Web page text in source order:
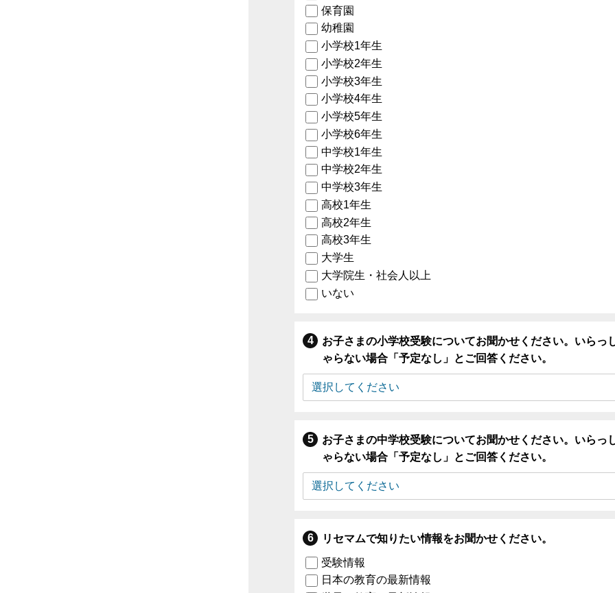
保育園
幼稚園
小学校1年生
小学校2年生
小学校3年生
小学校4年生
小学校5年生
小学校6年生
中学校1年生
中学校2年生
中学校3年生
高校1年生
高校2年生
高校3年生
大学生
大学院生・社会人以上
いない
お子さまの小学校受験についてお聞かせください。いらっ
ゃらない場合「予定なし」とご回答ください。
お子さまの中学校受験についてお聞かせください。いらっ
ゃらない場合「予定なし」とご回答ください。
リセマムで知りたい情報をお聞かせください。
受験情報
日本の教育の最新情報